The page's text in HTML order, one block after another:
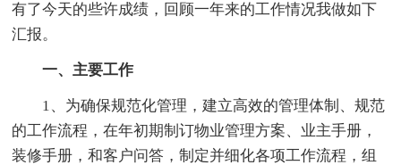
有了今天的些许成绩，回顾一年来的工作情况我做如下
汇报。
一、主要工作
1、为确保规范化管理，建立高效的管理体制、规范
的工作流程，在年初期制订物业管理方案、业主手册，
装修手册，和客户问答，制定并细化各项工作流程，组